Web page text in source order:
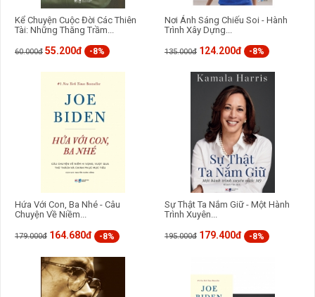
Kể Chuyện Cuộc Đời Các Thiên
Tài: Những Thăng Trầm...
60.000đ 55.200đ -8%
Nơi Ánh Sáng Chiếu Soi - Hành
Trình Xây Dựng...
135.000đ 124.200đ -8%
Hứa Với Con, Ba Nhé - Câu
Chuyện Về Niềm...
179.000đ 164.680đ -8%
Sự Thật Ta Nắm Giữ - Một Hành
Trình Xuyên...
195.000đ 179.400đ -8%